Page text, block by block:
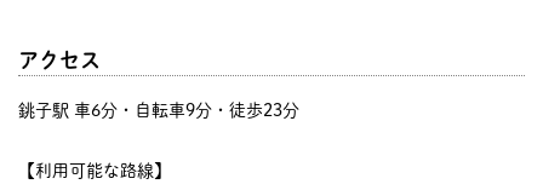
アクセス
銚子駅 車6分・自転車9分・徒歩23分
【利用可能な路線】